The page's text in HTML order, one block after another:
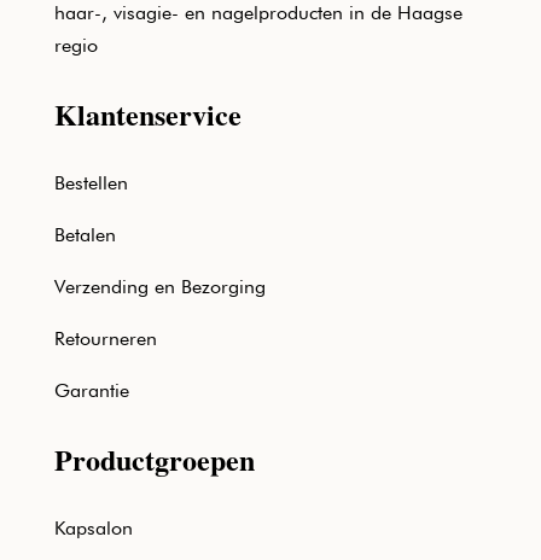
haar-, visagie- en nagelproducten in de Haagse
regio
Klantenservice
Bestellen
Betalen
Verzending en Bezorging
Retourneren
Garantie
Productgroepen
Kapsalon